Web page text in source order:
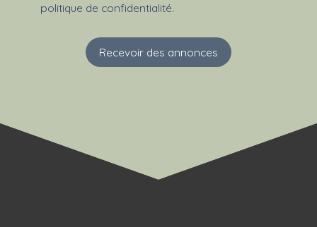
politique de confidentialité.
Recevoir des annonces